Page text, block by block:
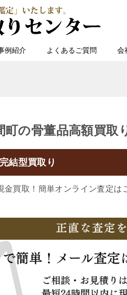
例紹介 よくあるご質問 会
町の骨董品高額買取
結型買取り
金買取！簡単オンライン査定は